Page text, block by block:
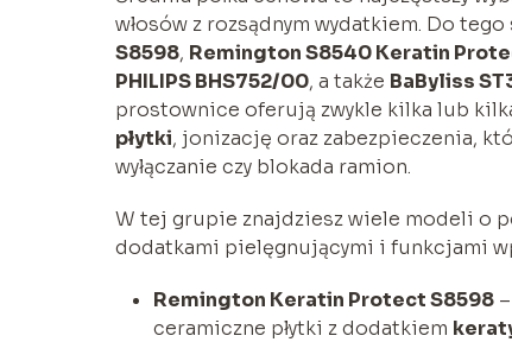
włosów z rozsądnym wydatkiem. Do
S8598, Remington S8540 Keratin
PHILIPS BHS752/00, a także BaByliss
prostownice oferują zwykle kilka lub
płytki, jonizację oraz zabezpieczenia,
wyłączanie czy blokada ramion.
W tej grupie znajdziesz wiele modeli o
dodatkami pielęgnującymi i funkcjami
Remington Keratin Protect S8598
ceramiczne płytki z dodatkiem